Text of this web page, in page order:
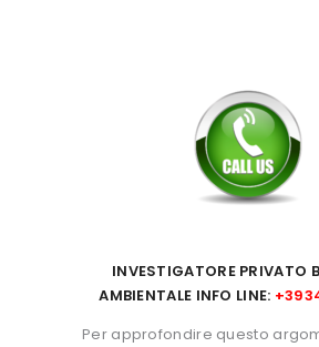
INVESTIGATORE PRIVATO
AMBIENTALE INFO LINE:
Per approfondire questo